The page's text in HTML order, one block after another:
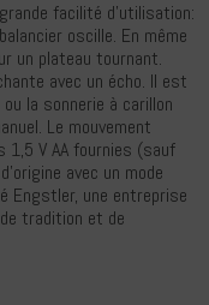
facilité d'utilisation:
oscille. En même
un plateau tournant.
avec un écho. Il est
la sonnerie à carillon
Le mouvement
1,5 V AA fournies (sauf
avec un mode
Engstler, une entreprise
tradition et de